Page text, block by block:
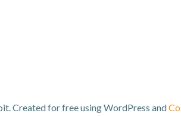
Created for free using WordPress and